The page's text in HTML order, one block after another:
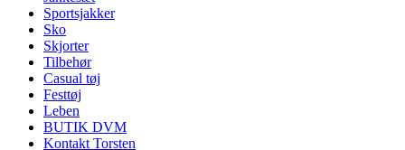
Sportsjakker
Sko
Skjorter
Tilbehør
Casual tøj
Festtøj
Leben
BUTIK DVM
Kontakt Torsten